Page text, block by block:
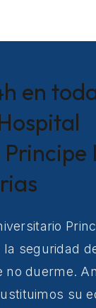
en
seguridad
no duerme.
su